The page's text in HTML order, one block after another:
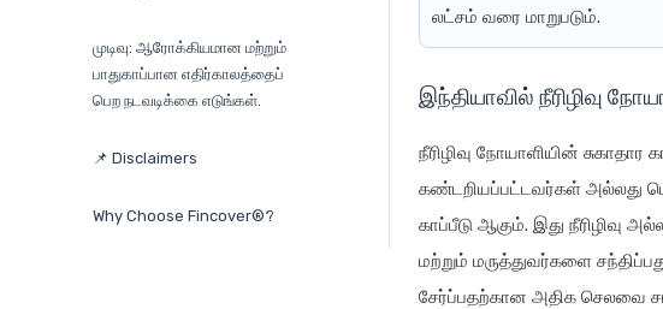
முடிவு: ஆரோக்கியமான மற்றும்
பாதுகாப்பான எதிர்காலத்தைப்
பெற நடவடிக்கை எடுங்கள்.
📌 Disclaimers
Why Choose Fincover®?
லட்சம் வரை மாறுபடும்.
இந்தியாவில் நீரிழிவு
நீரிழிவு நோயாளியின்
கண்டறியப்பட்டவர்கள் அல்லது
காப்பீடு ஆகும். இது நீரிழிவு
மற்றும் மருத்துவர்களை
சேர்ப்பதற்கான அதிக செலவை